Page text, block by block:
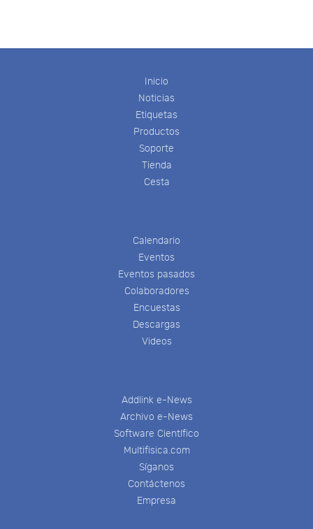
Inicio
Noticias
Etiquetas
Productos
Soporte
Tienda
Cesta
Calendario
Eventos
Eventos pasados
Colaboradores
Encuestas
Descargas
Videos
Addlink e-News
Archivo e-News
Software Científico
Multifisica.com
Síganos
Contáctenos
Empresa